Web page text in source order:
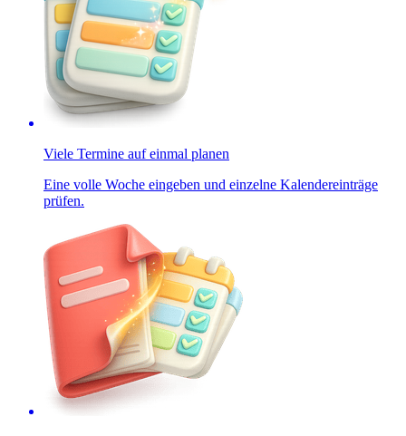
Viele Termine auf einmal planen
Eine volle Woche eingeben und einzelne Kalendereinträge
prüfen.